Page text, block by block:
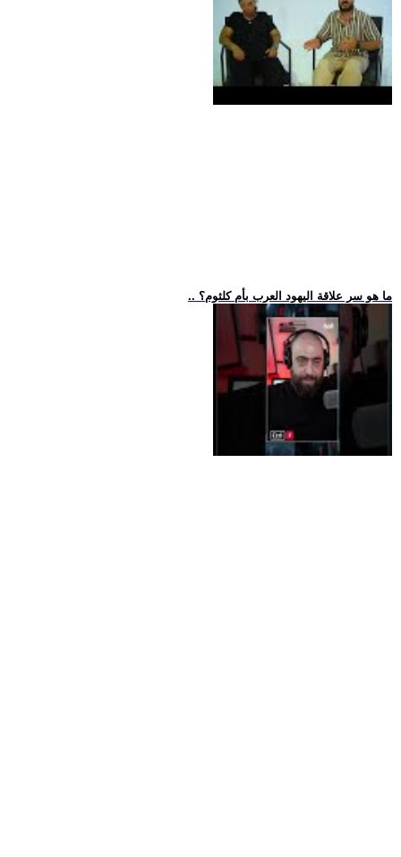
.. ما هو سر علاقة اليهود العرب بأم كلثوم؟